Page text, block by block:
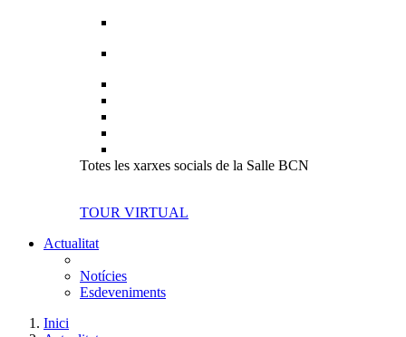
Totes les xarxes socials de la Salle BCN
TOUR VIRTUAL
Actualitat
Notícies
Esdeveniments
Inici